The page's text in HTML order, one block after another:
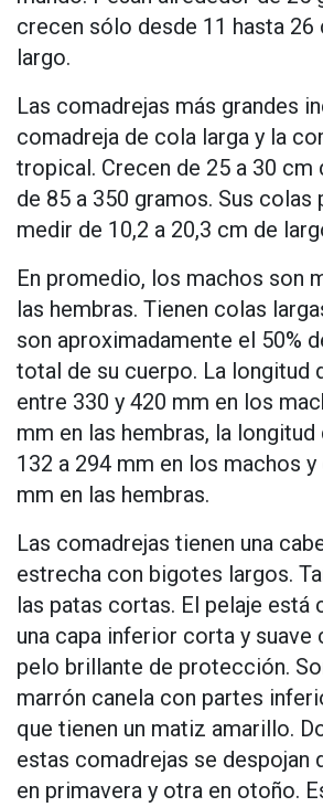
crecen sólo desde 11 hasta
largo.
Las comadrejas más grandes
comadreja de cola larga y la
tropical. Crecen de 25 a 30 cm
de 85 a 350 gramos. Sus colas
medir de 10,2 a 20,3 cm de
En promedio, los machos son
las hembras. Tienen colas
son aproximadamente el 50%
total de su cuerpo. La longitud
entre 330 y 420 mm en los
mm en las hembras, la
132 a 294 mm en los machos y
mm en las hembras.
Las comadrejas tienen una
estrecha con bigotes largos.
las patas cortas. El pelaje está
una capa inferior corta y suave
pelo brillante de protección.
marrón canela con partes
que tienen un matiz amarillo.
estas comadrejas se despojan
en primavera y otra en otoño.